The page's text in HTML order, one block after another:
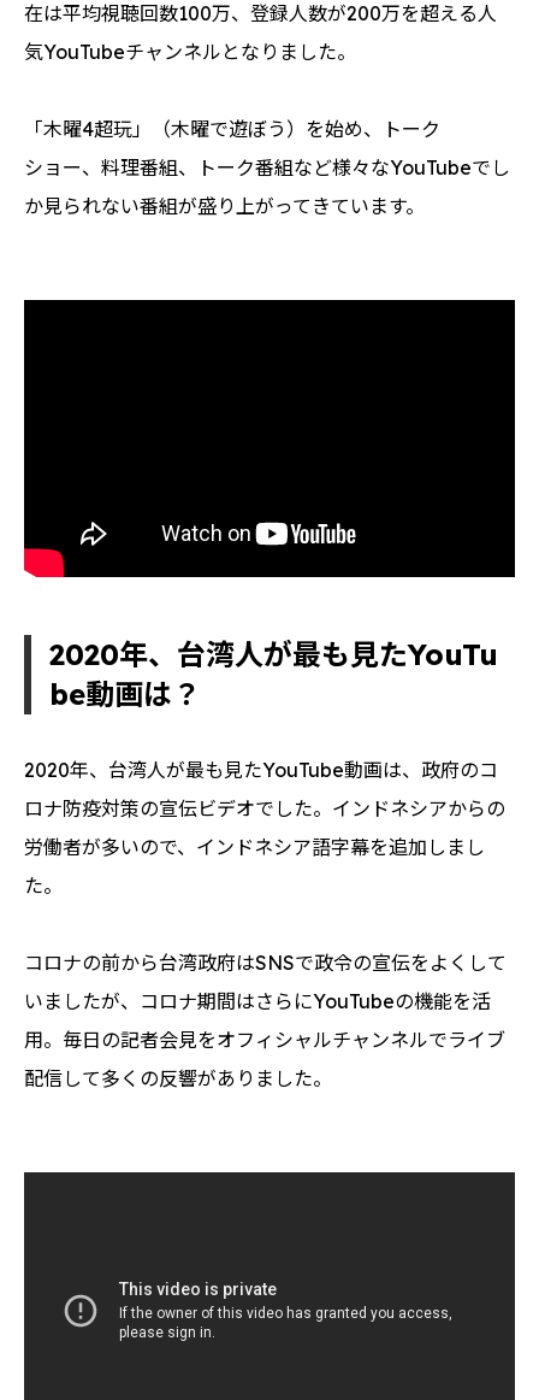
在は平均視聴回数100万、登録人数が200万を超える人
気YouTubeチャンネルとなりました。
「木曜4超玩」（木曜で遊ぼう）を始め、トーク
ショー、料理番組、トーク番組など様々なYouTubeでし
か見られない番組が盛り上がってきています。
2020年、台湾人が最も見たYouTu
be動画は？
2020年、台湾人が最も見たYouTube動画は、政府のコ
ロナ防疫対策の宣伝ビデオでした。インドネシアからの
労働者が多いので、インドネシア語字幕を追加しまし
た。
コロナの前から台湾政府はSNSで政令の宣伝をよくして
いましたが、コロナ期間はさらにYouTubeの機能を活
用。毎日の記者会見をオフィシャルチャンネルでライブ
配信して多くの反響がありました。